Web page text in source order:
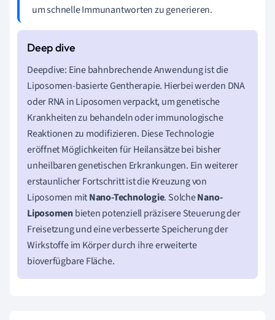
um schnelle Immunantworten zu generieren.
Deepdive: Eine bahnbrechende Anwendung ist die
Liposomen-basierte Gentherapie. Hierbei werden DNA
oder RNA in Liposomen verpackt, um genetische
Krankheiten zu behandeln oder immunologische
Reaktionen zu modifizieren. Diese Technologie
eröffnet Möglichkeiten für Heilansätze bei bisher
unheilbaren genetischen Erkrankungen. Ein weiterer
erstaunlicher Fortschritt ist die Kreuzung von
Liposomen mitNano-Technologie. SolcheNano-
Liposomenbieten potenziell präzisere Steuerung der
Freisetzung und eine verbesserte Speicherung der
Wirkstoffe im Körper durch ihre erweiterte
bioverfügbare Fläche.